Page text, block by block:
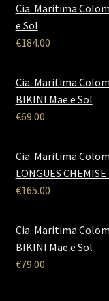
Cia. Maritima
e Sol
€184.00
Cia. Maritima
BIKINI Mae e Sol
€69.00
Cia. Maritima
LONGUES
€165.00
Cia. Maritima
BIKINI Mae e Sol
€79.00